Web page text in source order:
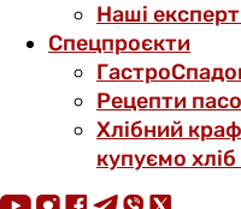
Наші
Спецпроєкти
Рецепти
Хлібний
купуємо хліб